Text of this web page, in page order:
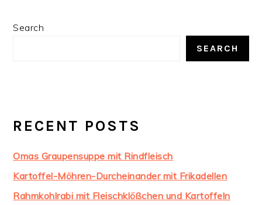
PRIMARY
Search
SEARCH
RECENT POSTS
Omas Graupensuppe mit Rindfleisch
Kartoffel-Möhren-Durcheinander mit Frikadellen
Rahmkohlrabi mit Fleischklößchen und Kartoffeln